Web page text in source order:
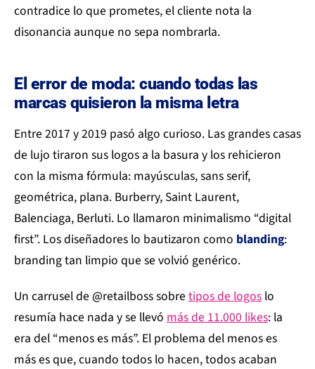
contradice lo que prometes, el cliente nota la
disonancia aunque no sepa nombrarla.
El error de moda: cuando todas las
marcas quisieron la misma letra
Entre 2017 y 2019 pasó algo curioso. Las grandes casas
de lujo tiraron sus logos a la basura y los rehicieron
con la misma fórmula: mayúsculas, sans serif,
geométrica, plana. Burberry, Saint Laurent,
Balenciaga, Berluti. Lo llamaron minimalismo “digital
first”. Los diseñadores lo bautizaron como blanding:
branding tan limpio que se volvió genérico.
Un carrusel de @retailboss sobre tipos de logos lo
resumía hace nada y se llevó más de 11.000 likes: la
era del “menos es más”. El problema del menos es
más es que, cuando todos lo hacen, todos acaban